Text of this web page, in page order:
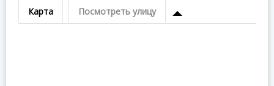
Карта Посмотреть улицу